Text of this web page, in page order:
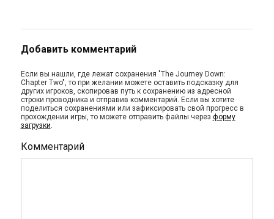
Добавить комментарий
Если вы нашли, где лежат сохранения "The Journey Down:
Chapter Two", то при желании можете оставить подсказку для
других игроков, скопировав путь к сохранению из адресной
строки проводника и отправив комментарий. Если вы хотите
поделиться сохранениями или зафиксировать свой прогресс в
прохождении игры, то можете отправить файлы через форму
загрузки.
Комментарий